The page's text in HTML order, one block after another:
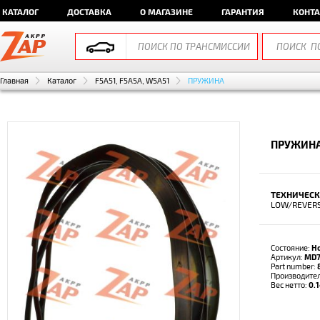
КАТАЛОГ ДОСТАВКА О МАГАЗИНЕ ГАРАНТИЯ
Главная Каталог F5A51, F5A5A, W5A51 ПРУЖИНА
ПРУЖИНА
LOW/
Состояние:
Артикул:
Part number:
Вес нетто: